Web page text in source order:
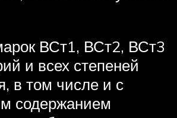
ВСт1, ВСт2, ВСт3
и всех степеней
в том числе и с
содержанием